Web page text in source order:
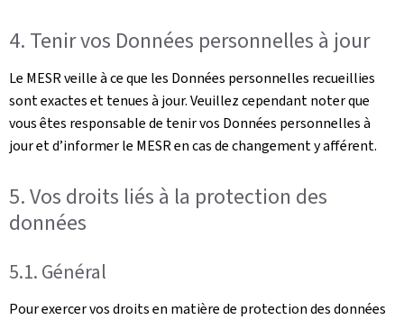
4. Tenir vos Données personnelles à jour
Le MESR veille à ce que les Données personnelles recueillies
sont exactes et tenues à jour. Veuillez cependant noter que
vous êtes responsable de tenir vos Données personnelles à
jour et d’informer le MESR en cas de changement y afférent.
5. Vos droits liés à la protection des
données
5.1. Général
Pour exercer vos droits en matière de protection des données